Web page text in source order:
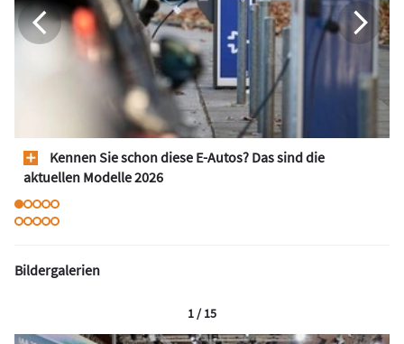
Kennen Sie schon diese E-Autos? Das sind die
aktuellen Modelle 2026
Bildergalerien
1 / 15